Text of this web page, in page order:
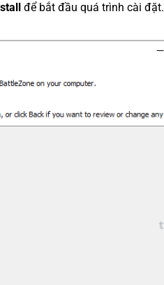
để bắt đầu quá trình cài đặt.